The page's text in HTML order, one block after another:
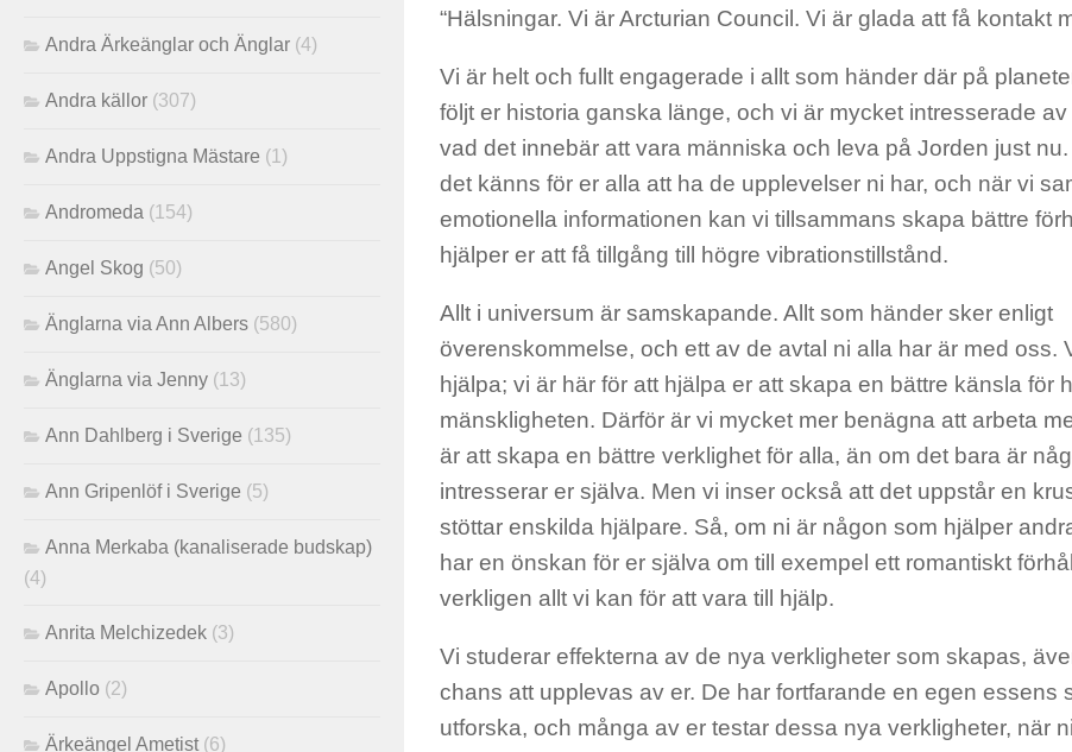
“Hälsningar. Vi är Arcturian Council. Vi är glada att få kontakt
Vi är helt och fullt engagerade i allt som händer där på
följt er historia ganska länge, och vi är mycket intresserade
vad det innebär att vara människa och leva på Jorden just
det känns för er alla att ha de upplevelser ni har, och när vi
emotionella informationen kan vi tillsammans skapa bättre
hjälper er att få tillgång till högre vibrationstillstånd.
Allt i universum är samskapande. Allt som händer sker enligt
överenskommelse, och ett av de avtal ni alla har är med oss.
hjälpa; vi är här för att hjälpa er att skapa en bättre känsla för
mänskligheten. Därför är vi mycket mer benägna att arbeta
är att skapa en bättre verklighet för alla, än om det bara är
intresserar er själva. Men vi inser också att det uppstår en
stöttar enskilda hjälpare. Så, om ni är någon som hjälper
har en önskan för er själva om till exempel ett romantiskt
verkligen allt vi kan för att vara till hjälp.
Vi studerar effekterna av de nya verkligheter som skapas,
chans att upplevas av er. De har fortfarande en egen essens
utforska, och många av er testar dessa nya verkligheter, när
Andra Ärkeänglar och Änglar (4)
Andra källor (307)
Andra Uppstigna Mästare (1)
Andromeda (154)
Angel Skog (50)
Änglarna via Ann Albers (580)
Änglarna via Jenny (13)
Ann Dahlberg i Sverige (135)
Ann Gripenlöf i Sverige (5)
Anna Merkaba (kanaliserade budskap)
(4)
Anrita Melchizedek (3)
Apollo (2)
Ärkeängel Ametist (6)